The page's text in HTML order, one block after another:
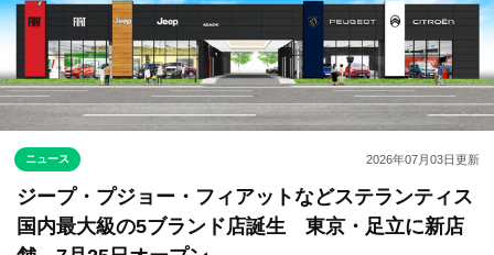
ニュース 2026年07月03日更新
ジープ・プジョー・フィアットなどステランティス
国内最大級の5ブランド店誕生 東京・足立に新店